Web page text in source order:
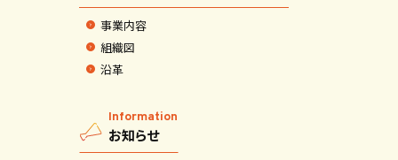
事業内容
組織図
沿革
Information
お知らせ